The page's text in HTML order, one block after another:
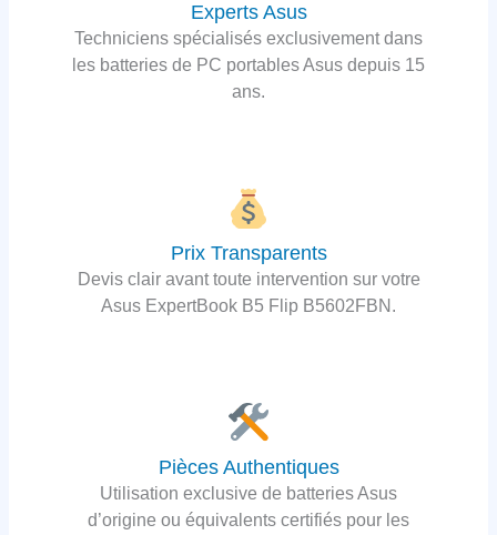
Experts Asus
Techniciens spécialisés exclusivement dans
les batteries de PC portables Asus depuis 15
ans.
Prix Transparents
Devis clair avant toute intervention sur votre
Asus ExpertBook B5 Flip B5602FBN.
Pièces Authentiques
Utilisation exclusive de batteries Asus
d’origine ou équivalents certifiés pour les